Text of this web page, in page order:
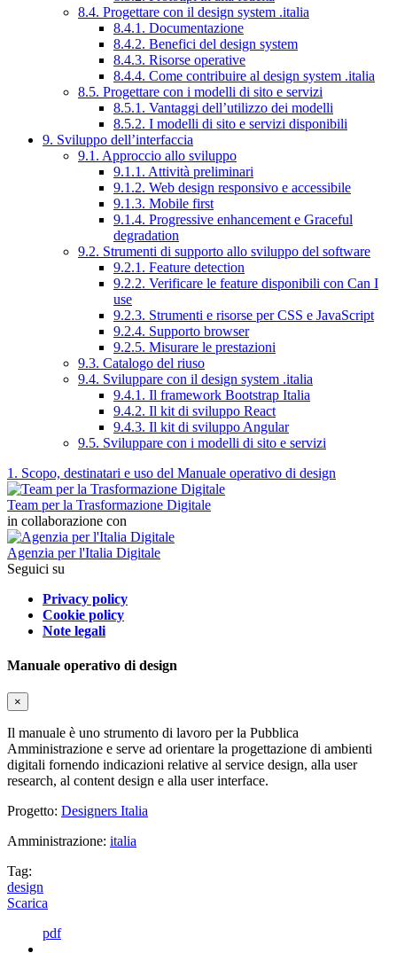
8.4. Progettare con il design system .italia
8.4.1. Documentazione
8.4.2. Benefici del design system
8.4.3. Risorse operative
8.4.4. Come contribuire al design system .italia
8.5. Progettare con i modelli di sito e servizi
8.5.1. Vantaggi dell’utilizzo dei modelli
8.5.2. I modelli di sito e servizi disponibili
9. Sviluppo dell’interfaccia
9.1. Approccio allo sviluppo
9.1.1. Attività preliminari
9.1.2. Web design responsivo e accessibile
9.1.3. Mobile first
9.1.4. Progressive enhancement e Graceful
degradation
9.2. Strumenti di supporto allo sviluppo del software
9.2.1. Feature detection
9.2.2. Verificare le feature disponibili con Can I
use
9.2.3. Strumenti e risorse per CSS e JavaScript
9.2.4. Supporto browser
9.2.5. Misurare le prestazioni
9.3. Catalogo del riuso
9.4. Sviluppare con il design system .italia
9.4.1. Il framework Bootstrap Italia
9.4.2. Il kit di sviluppo React
9.4.3. Il kit di sviluppo Angular
9.5. Sviluppare con i modelli di sito e servizi
1. Scopo, destinatari e uso del Manuale operativo di design
Team per la Trasformazione Digitale
in collaborazione con
Agenzia per l'Italia Digitale
Seguici su
Privacy policy
Cookie policy
Note legali
Manuale operativo di design
×
Il manuale è uno strumento di lavoro per la Pubblica
Amministrazione e serve ad orientare la progettazione di ambienti
digitali fornendo indicazioni relative al service design, alla user
research, al content design e alla user interface.
Progetto: Designers Italia
Amministrazione: italia
Tag:
design
Scarica
pdf